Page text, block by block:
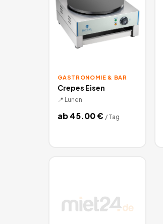
GASTRONOMIE & BAR
Crepes Eisen
📍 Lünen
ab45.00€ / Tag